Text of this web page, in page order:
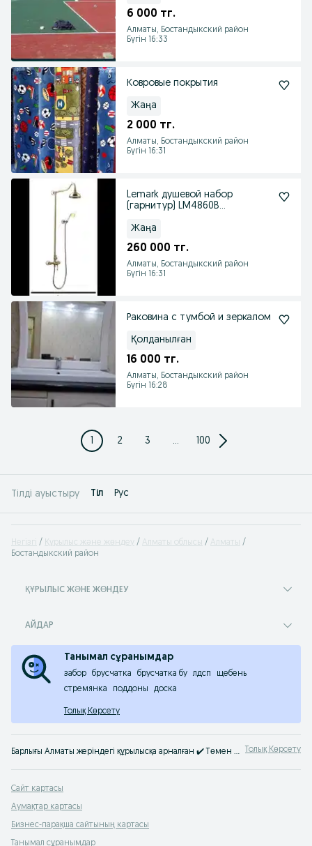
6 000 тг.
Алматы, Бостандыкский район
Бүгін 16:33
Ковровые покрытия
Жаңа
2 000 тг.
Алматы, Бостандыкский район
Бүгін 16:31
Lemark душевой набор
(гарнитур) LM4860B
Жаңа
260 000 тг.
Алматы, Бостандыкский район
Бүгін 16:31
Раковина с тумбой и зеркалом
Қолданылған
16 000 тг.
Алматы, Бостандыкский район
Бүгін 16:28
1 2 3 ... 100
Тілді ауыстыру Tіл Рус
Негізгі Құрылыс және жөндеу Алматы облысы
Алматы
Бостандыкский район
ҚҰРЫЛЫС ЖӘНЕ ЖӨНДЕУ
АЙДАР
Танымал сұранымдар
забор брусчатка брусчатка бу лдсп
щебень
стремянка
поддоны доска
Толық Көрсету
Барлығы Алматы жеріндегі құрылысқа арналған ✔️ Төмен бағадағы жөндеуге арналған тауарлар ⚡ Жөндеуге арналған сапалы тауарларды OLX.kz-тен сатып ал. Толық Көрсету
Сайт картасы
Аумақтар картасы
Бизнес-парақша сайтының картасы
Танымал сұранымдар